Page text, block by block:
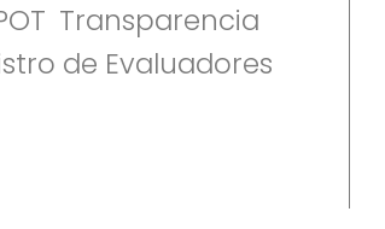
Transparencia
de Evaluadores